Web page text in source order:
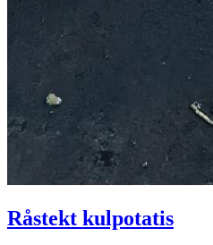
Råstekt kulpotatis